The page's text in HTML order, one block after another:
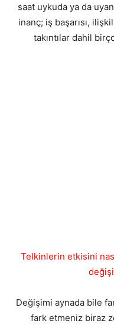
saat uykuda ya da
inanç; iş başarısı,
takıntılar dahil
Telkinlerin etkisini
Değişimi aynada bile
fark etmeniz biraz